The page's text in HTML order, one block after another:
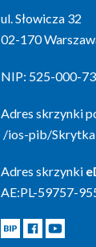
ul. Słowicza 32
02-170
NIP: 525-000-
Adres skrzynki
/ios-pib/
Adres skrzynki
AE:PL-59757-
BIP Facebook
Youtube